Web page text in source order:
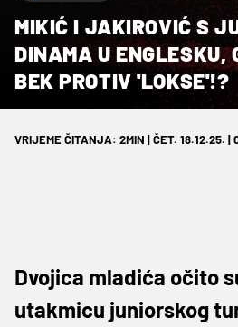
MIKIĆ I JAKIROVIĆ S
DINAMA U ENGLESKU,
BEK PROTIV 'LOKSE'!?
VRIJEME ČITANJA: 2MIN | ČET. 18.12.25. |
Dvojica mladića očito
utakmicu juniorskog